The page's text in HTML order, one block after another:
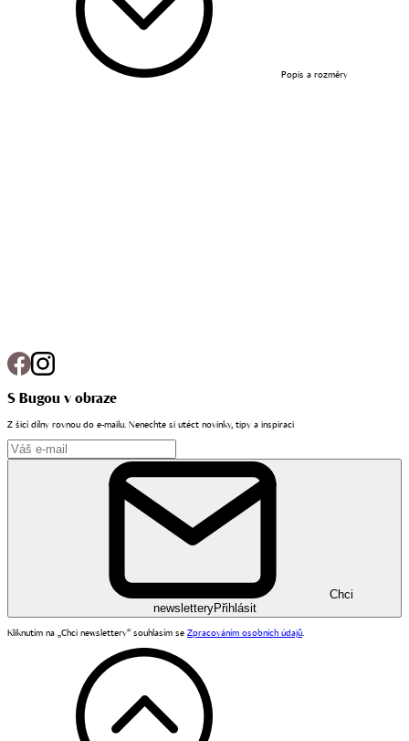
Popis a rozměry
S Bugou v obraze
Z šicí dílny rovnou do e-mailu. Nenechte si utéct novinky, tipy a inspiraci
Chci
newsletteryPřihlásit
Kliknutím na „Chci newslettery“ souhlasím se Zpracováním osobních údajů.